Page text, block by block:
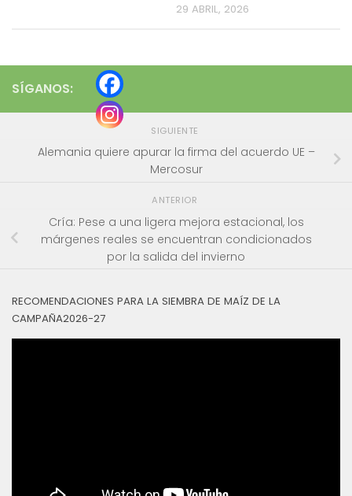
29 ABRIL, 2026
SÍGANOS:
SIGUIENTE
Alemania quiere apurar la firma del acuerdo UE –
Mercosur
ANTERIOR
Cría: Pese a una ligera mejora estacional, los
márgenes reales se encuentran condicionados
por la salida del invierno
RECOMENDACIONES PARA LA SIEMBRA DE MAÍZ DE LA
CAMPAÑA2026-27